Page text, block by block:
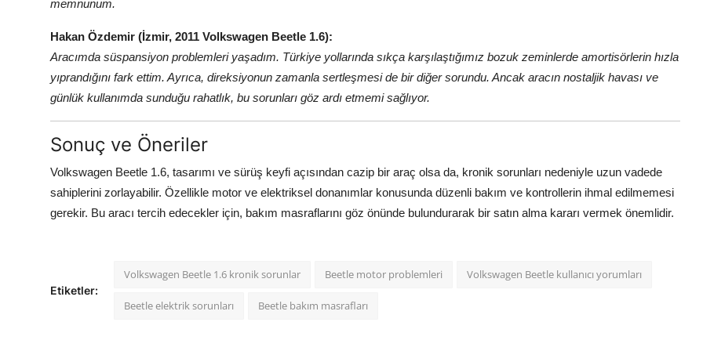
memnunum.
Hakan Özdemir (İzmir, 2011 Volkswagen Beetle 1.6):
Aracımda süspansiyon problemleri yaşadım. Türkiye yollarında sıkça karşılaştığımız bozuk zeminlerde amortisörlerin hızla
yıprandığını fark ettim. Ayrıca, direksiyonun zamanla sertleşmesi de bir diğer sorundu. Ancak aracın nostaljik havası ve
günlük kullanımda sunduğu rahatlık, bu sorunları göz ardı etmemi sağlıyor.
Sonuç ve Öneriler
Volkswagen Beetle 1.6, tasarımı ve sürüş keyfi açısından cazip bir araç olsa da, kronik sorunları nedeniyle uzun vadede
sahiplerini zorlayabilir. Özellikle motor ve elektriksel donanımlar konusunda düzenli bakım ve kontrollerin ihmal edilmemesi
gerekir. Bu aracı tercih edecekler için, bakım masraflarını göz önünde bulundurarak bir satın alma kararı vermek önemlidir.
Etiketler:
Volkswagen Beetle 1.6 kronik sorunlar Beetle motor problemleri Volkswagen Beetle kullanıcı yorumları
Beetle elektrik sorunları Beetle bakım masrafları